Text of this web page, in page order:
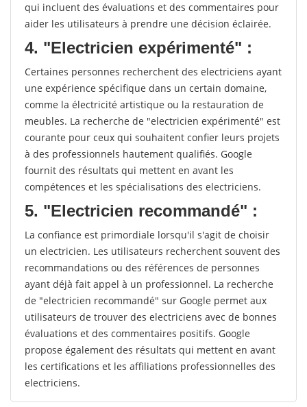
qui incluent des évaluations et des commentaires pour
aider les utilisateurs à prendre une décision éclairée.
4. "Electricien expérimenté" :
Certaines personnes recherchent des electriciens ayant
une expérience spécifique dans un certain domaine,
comme la électricité artistique ou la restauration de
meubles. La recherche de "electricien expérimenté" est
courante pour ceux qui souhaitent confier leurs projets
à des professionnels hautement qualifiés. Google
fournit des résultats qui mettent en avant les
compétences et les spécialisations des electriciens.
5. "Electricien recommandé" :
La confiance est primordiale lorsqu'il s'agit de choisir
un electricien. Les utilisateurs recherchent souvent des
recommandations ou des références de personnes
ayant déjà fait appel à un professionnel. La recherche
de "electricien recommandé" sur Google permet aux
utilisateurs de trouver des electriciens avec de bonnes
évaluations et des commentaires positifs. Google
propose également des résultats qui mettent en avant
les certifications et les affiliations professionnelles des
electriciens.